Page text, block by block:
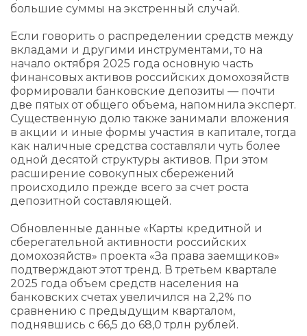
большие суммы на экстренный случай.
Если говорить о распределении средств между
вкладами и другими инструментами, то на
начало октября 2025 года основную часть
финансовых активов российских домохозяйств
формировали банковские депозиты — почти
две пятых от общего объема, напомнила эксперт.
Существенную долю также занимали вложения
в акции и иные формы участия в капитале, тогда
как наличные средства составляли чуть более
одной десятой структуры активов. При этом
расширение совокупных сбережений
происходило прежде всего за счет роста
депозитной составляющей.
Обновленные данные «Карты кредитной и
сберегательной активности российских
домохозяйств» проекта «За права заемщиков»
подтверждают этот тренд. В третьем квартале
2025 года объем средств населения на
банковских счетах увеличился на 2,2% по
сравнению с предыдущим кварталом,
поднявшись с 66,5 до 68,0 трлн рублей.